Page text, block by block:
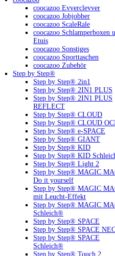
coocazoo Evverclevver
coocazoo Jobjobber
coocazoo ScaleRale
coocazoo Schlamperboxen
Etuis
coocazoo Sonstiges
coocazoo Sporttaschen
coocazoo Zubehör
Step by Step®
Step by Step® 2in1
Step by Step® 2IN1 PLUS
Step by Step® 2IN1 PLUS
REFLECT
Step by Step® CLOUD
Step by Step® CLOUD
Step by Step® e-SPACE
Step by Step® GIANT
Step by Step® KID
Step by Step® KID
Step by Step® Light 2
Step by Step® MAGIC
Do it yourself
Step by Step® MAGIC
mit Leucht-Effekt
Step by Step® MAGIC
Schleich®
Step by Step® SPACE
Step by Step® SPACE
Step by Step® SPACE
Schleich®
Step by Step® Touch 2